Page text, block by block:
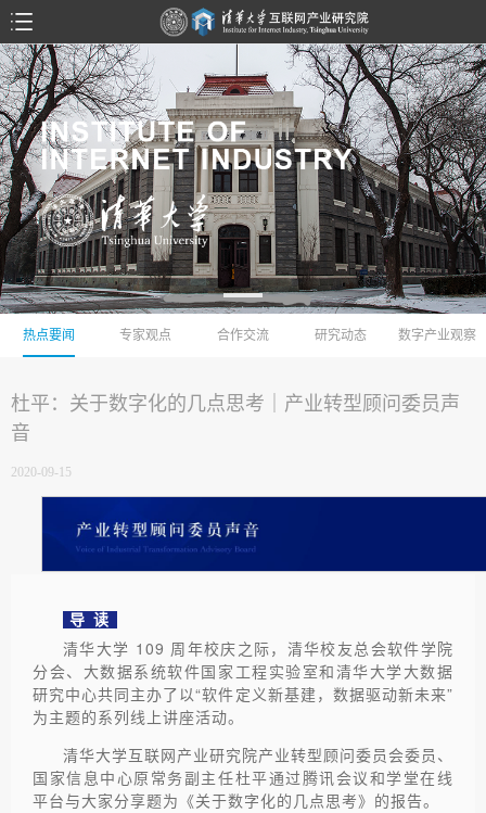
热点要闻 专家观点 合作交流 研究动态 数字产业观察
杜平：关于数字化的几点思考｜产业转型顾问委员声
音
2020-09-15
导 读
清华大学 109 周年校庆之际，清华校友总会软件学院
分会、大数据系统软件国家工程实验室和清华大学大数据
研究中心共同主办了以“软件定义新基建，数据驱动新未来”
为主题的系列线上讲座活动。
清华大学互联网产业研究院产业转型顾问委员会委员、
国家信息中心原常务副主任杜平通过腾讯会议和学堂在线
平台与大家分享题为《关于数字化的几点思考》的报告。